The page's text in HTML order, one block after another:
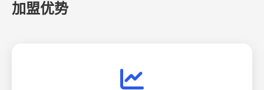
加盟优势